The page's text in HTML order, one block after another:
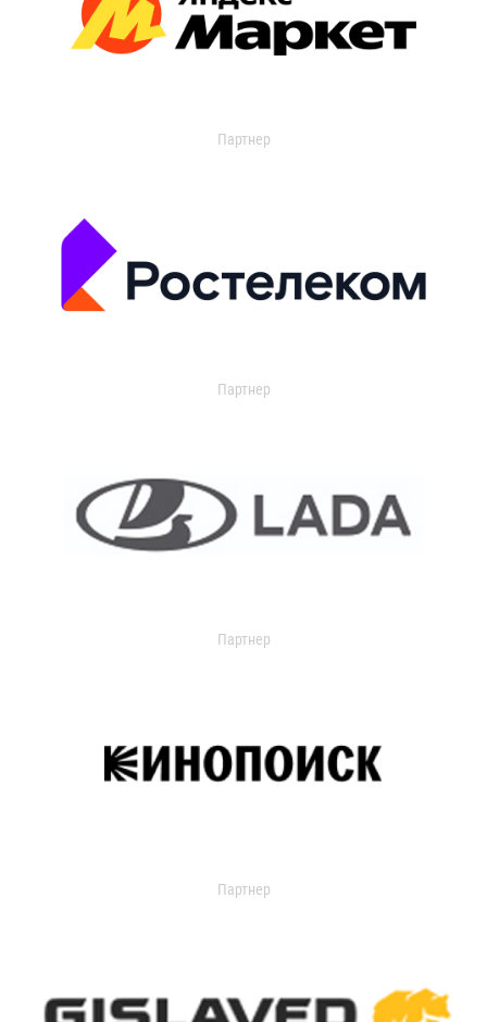
Партнер
Партнер
Партнер
Партнер